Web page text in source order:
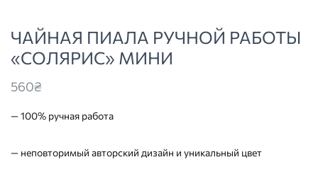
ЧАЙНАЯ ПИАЛА РУЧНОЙ РАБОТЫ
«СОЛЯРИС» МИНИ
560₴
— 100% ручная работа
— неповторимый авторский дизайн и уникальный цвет